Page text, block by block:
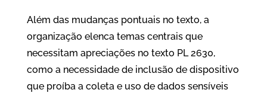
Além das mudanças pontuais no texto, a
organização elenca temas centrais que
necessitam apreciações no texto PL 2630,
como a necessidade de inclusão de dispositivo
que proíba a coleta e uso de dados sensíveis